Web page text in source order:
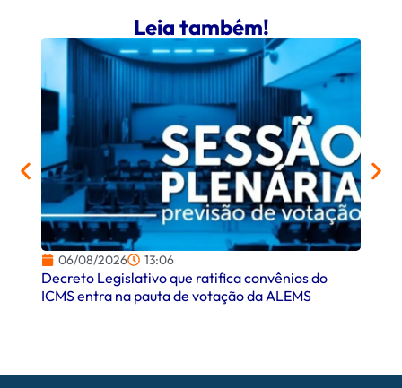
Leia também!
06/08/2026 13:06
Decreto Legislativo que ratifica convênios do
ICMS entra na pauta de votação da ALEMS